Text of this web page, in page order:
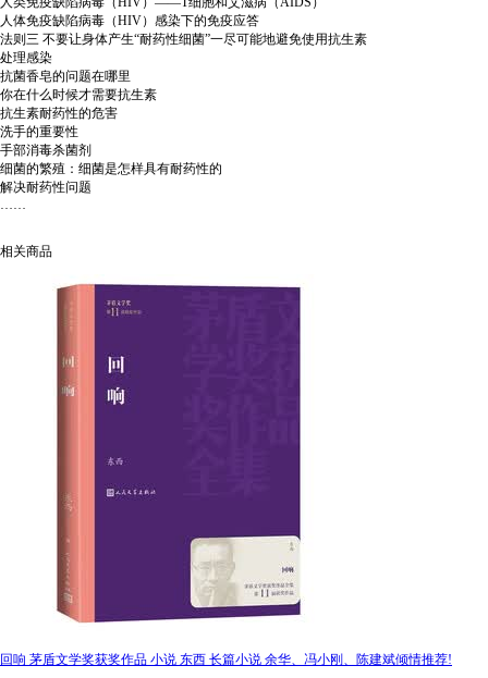
人体免疫缺陷病毒（HIV）感染下的免疫应答
法则三 不要让身体产生“耐药性细菌”一尽可能地避免使用抗生素
处理感染
抗菌香皂的问题在哪里
你在什么时候才需要抗生素
抗生素耐药性的危害
洗手的重要性
手部消毒杀菌剂
细菌的繁殖：细菌是怎样具有耐药性的
解决耐药性问题
……
相关商品
回响 茅盾文学奖获奖作品 小说 东西 长篇小说 余华、冯小刚、陈建斌倾情推荐!